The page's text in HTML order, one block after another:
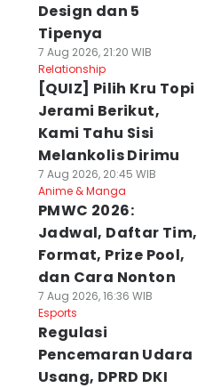
Design dan 5
Tipenya
7 Aug 2026, 21:20 WIB
Relationship
[QUIZ] Pilih Kru Topi
Jerami Berikut,
Kami Tahu Sisi
Melankolis Dirimu
7 Aug 2026, 20:45 WIB
Anime & Manga
PMWC 2026:
Jadwal, Daftar Tim,
Format, Prize Pool,
dan Cara Nonton
7 Aug 2026, 16:36 WIB
Esports
Regulasi
Pencemaran Udara
Usang, DPRD DKI